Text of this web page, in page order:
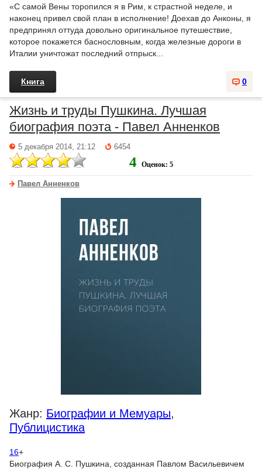
«С самой Вены торопился я в Рим, к страстной неделе, и
наконец привел свой план в исполнение! Доехав до Анконы, я
предпринял оттуда довольно оригинальное путешествие,
которое покажется баснословным, когда железные дороги в
Италии уничтожат последний отпрыск...
0
Книга
Жизнь и труды Пушкина. Лучшая
биография поэта - Павел Анненков
5 декабря 2014, 21:12 6454
4 Оценок: 5
Павел Анненков
Жанр: Биографии и Мемуары,
Публицистика
16+
Биография А. С. Пушкина, созданная Павлом Васильевичем